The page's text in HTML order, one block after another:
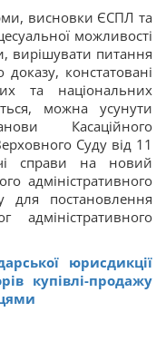
висновки ЄСПЛ та
можливості
вирішувати питання
доказу, констатовані
та національних
можна усунути
Касаційного
Суду від 11
справи на новий
адміністративного
для постановлення
юрисдикції
купівлі-продажу